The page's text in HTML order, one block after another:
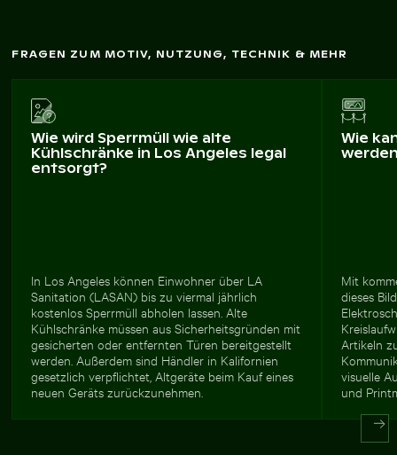
FRAGEN ZUM MOTIV, NUTZUNG, TECHNIK & MEHR
Wie wird Sperrmüll wie alte
Kühlschränke in Los Angeles legal
entsorgt?
In Los Angeles können Einwohner über LA
Sanitation (LASAN) bis zu viermal jährlich
kostenlos Sperrmüll abholen lassen. Alte
Kühlschränke müssen aus Sicherheitsgründen mit
gesicherten oder entfernten Türen bereitgestellt
werden. Außerdem sind Händler in Kalifornien
gesetzlich verpflichtet, Altgeräte beim Kauf eines
neuen Geräts zurückzunehmen.
Wie
Mit
dieses
Artikeln
visuelle
und